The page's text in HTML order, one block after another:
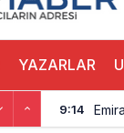
YAZARLAR
9:14